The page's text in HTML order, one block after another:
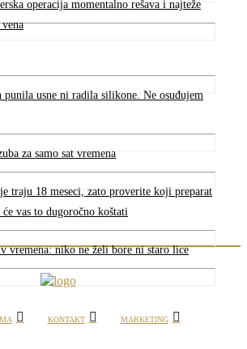
operacija momentalno rešava i najteže
usne ni radila silikone. Ne osuđujem
za samo sat vremena
traju 18 meseci, zato proverite koji preparat
vas to dugoročno koštati
vremena: niko ne želi bore ni staro lice
KONTAKT MARKETING